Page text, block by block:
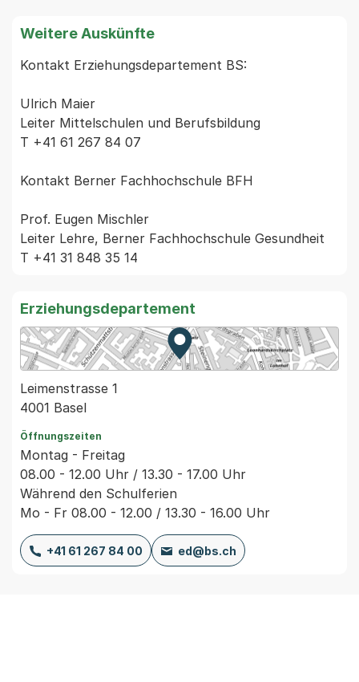
Weitere Auskünfte
Kontakt Erziehungsdepartement BS:
Ulrich Maier
Leiter Mittelschulen und Berufsbildung
T +41 61 267 84 07
Kontakt Berner Fachhochschule BFH
Prof. Eugen Mischler
Leiter Lehre, Berner Fachhochschule Gesundheit
Erziehungsdepartement
Zur Karte von MapBS.
Externer Link, wird in einem
Leimenstrasse 1
4001 Basel
Öffnungszeiten
Montag - Freitag
08.00 - 12.00 Uhr / 13.30 - 17.00 Uhr
Während den Schulferien
Mo - Fr 08.00 - 12.00 / 13.30 - 16.00 Uhr
+41 61 267 84 00 ed@bs.ch